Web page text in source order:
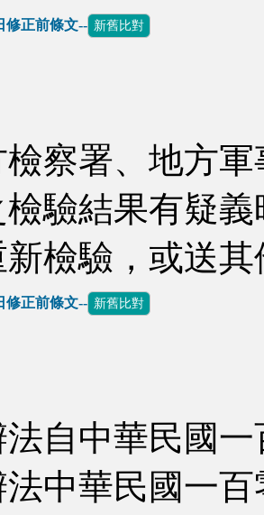
正前條文-- 新舊比對
察署、地方
檢驗結果有疑
新檢驗，或送
正前條文-- 新舊比對
自中華民國
中華民國一